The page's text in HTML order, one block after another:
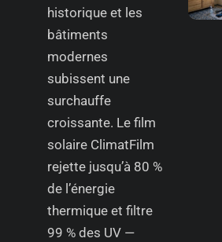
historique et les
bâtiments
modernes
subissent une
surchauffe
croissante. Le film
solaire ClimatFilm
rejette jusqu’à 80 %
de l’énergie
thermique et filtre
99 % des UV —